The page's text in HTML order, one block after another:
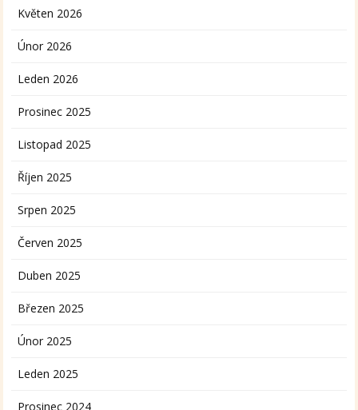
Květen 2026
Únor 2026
Leden 2026
Prosinec 2025
Listopad 2025
Říjen 2025
Srpen 2025
Červen 2025
Duben 2025
Březen 2025
Únor 2025
Leden 2025
Prosinec 2024